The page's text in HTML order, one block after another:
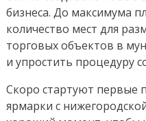
бизнеса. До максимума
количество мест для
торговых объектов в
и упростить процедуру
Скоро стартуют первые
ярмарки с